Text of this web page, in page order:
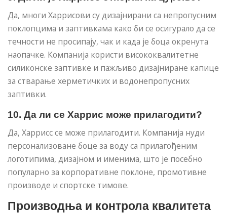
Да, многи Харрисови су дизајнирани са непропусним
поклопцима и заптивкама како би се осигурало да се
течности не просипају, чак и када је боца окренута
наопачке. Компанија користи висококвалитетне
силиконске заптивке и пажљиво дизајниране капице
за стварање херметичких и водонепропусних
заптивки.
10. Да ли се Харрис може прилагодити?
Да, Харрисс се може прилагодити. Компанија нуди
персонализоване боце за воду са прилагођеним
логотипима, дизајном и именима, што је посебно
популарно за корпоративне поклоне, промотивне
производе и спортске тимове.
Производња и контрола квалитета